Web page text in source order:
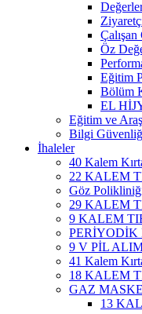
Öz
Eğitim
Bölüm
EL
Eğitim ve
Bilgi
İhaleler
40 Kalem
22 KALEM
Göz
29 KALEM
9 KALEM
9 V PİL
41 Kalem
18 KALEM
GAZ
13